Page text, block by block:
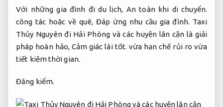
Với những gia đình đi du lịch, An toàn khi di chuyển.
công tác hoặc về quê, Đáp ứng nhu cầu gia đình. Taxi
Thủy Nguyên đi Hải Phòng và các huyện lân cận là giải
pháp hoàn hảo, Cảm giác lái tốt. vừa hạn chế rủi ro vừa
tiết kiệm thời gian.
Đăng kiểm.